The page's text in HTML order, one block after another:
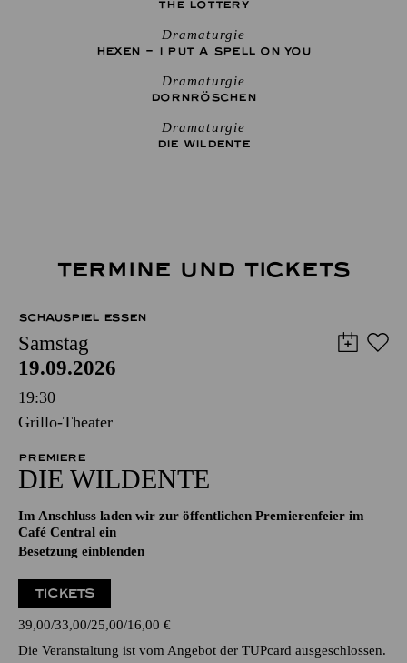
THE ­LOTTERY
Dramaturgie
HEXEN – I PUT A SPELL ON YOU
Dramaturgie
DORNRÖSCHEN
Dramaturgie
DIE WILDENTE
TERMINE UND TICKETS
SCHAUSPIEL ESSEN
Samstag
19.09.2026
19:30
Grillo-Theater
PREMIERE
DIE WILDENTE
Im Anschluss laden wir zur öffentlichen Premierenfeier im
Café Central ein
Besetzung einblenden
TICKETS
39,00 33,00 25,00 16,00 €
Die Veranstaltung ist vom Angebot der TUPcard ausgeschlossen.